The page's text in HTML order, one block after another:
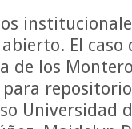
El
de los
Universidad